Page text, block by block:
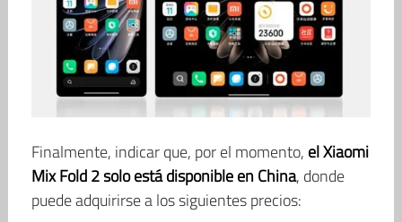
Finalmente, indicar que, por el momento, el Xiaomi
Mix Fold 2 solo está disponible en China, donde
puede adquirirse a los siguientes precios: